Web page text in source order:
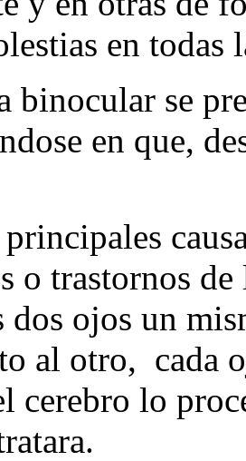
en
binocular se
en que,
o trastornos
dos ojos un
al otro, cada
cerebro lo